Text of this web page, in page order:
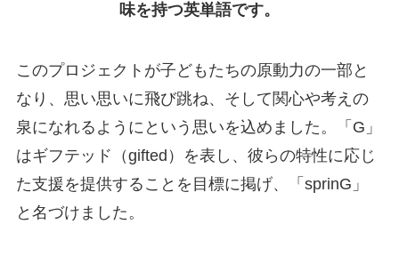
味を持つ英単語です。
このプロジェクトが子どもたちの原動力の一部と
なり、思い思いに飛び跳ね、そして関心や考えの
泉になれるようにという思いを込めました。「G」
はギフテッド（gifted）を表し、彼らの特性に応じ
た支援を提供することを目標に掲げ、「sprinG」
と名づけました。